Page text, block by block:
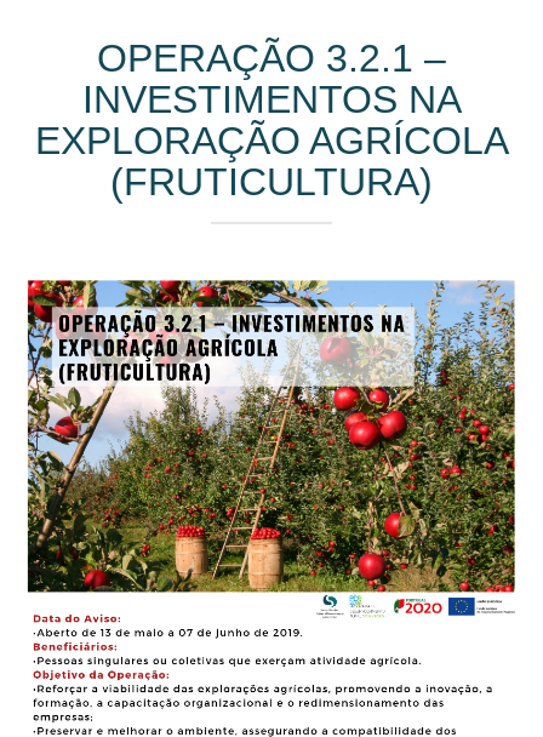
OPERAÇÃO 3.2.1 –
INVESTIMENTOS NA
EXPLORAÇÃO AGRÍCOLA
(FRUTICULTURA)